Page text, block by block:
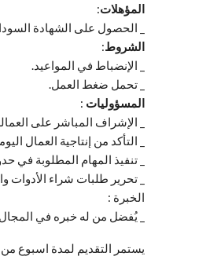
المؤهلات:
_ الحصول على الشهادة
الشروط:
_ الإنضباط في المواعيد.
_ تحمل ضغط العمل.
المسؤوليات :
_ الإشراف المباشر على
_ التأكد من إنتاجية العمال
_ تنفيذ المهام المطلوبة في
_ تحرير طلبات شراء الأدوات
الخبرة :
_ يُفضل من له خبره في
يستمر التقديم لمدة اسبوع من